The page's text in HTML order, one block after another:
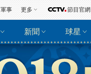
軍事 更多 節目官網
新聞 球星